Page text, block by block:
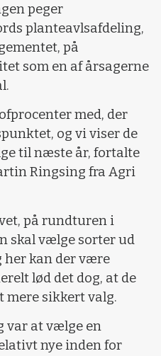
peger
planteavlsafdeling,
på
som en af årsagerne
med, der
og vi viser de
til næste år, fortalte
Ringsing fra Agri
på rundturen i
skal vælge sorter ud
her kan der være
lød det dog, at de
mere sikkert valg.
var at vælge en
nye inden for